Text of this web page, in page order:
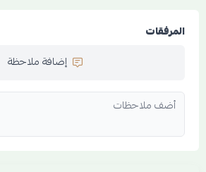
المرفقات
إضافة ملاحظة